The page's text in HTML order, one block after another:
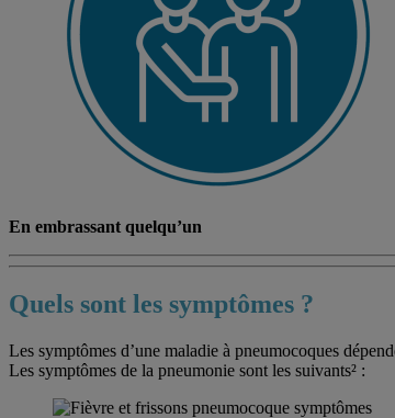
En embrassant quelqu’un
Quels sont les symptômes ?
Les symptômes d’une maladie à pneumocoques
Les symptômes de la pneumonie sont les suivants² :